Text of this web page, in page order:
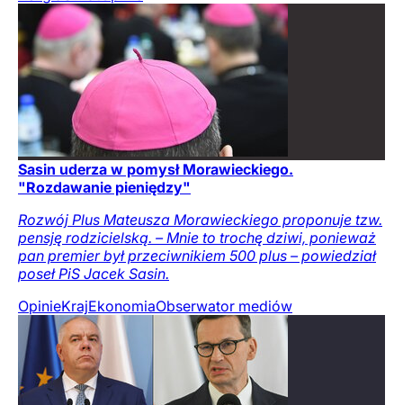
Sasin uderza w pomysł Morawieckiego.
"Rozdawanie pieniędzy"
Rozwój Plus Mateusza Morawieckiego proponuje tzw.
pensję rodzicielską. – Mnie to trochę dziwi, ponieważ
pan premier był przeciwnikiem 500 plus – powiedział
poseł PiS Jacek Sasin.
OpinieKrajEkonomiaObserwator mediów